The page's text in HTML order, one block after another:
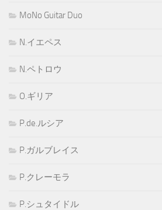
MoNo Guitar Duo
N.イエペス
N.ペトロウ
O.ギリア
P.de.ルシア
P.ガルブレイス
P.クレーモラ
P.シュタイドル